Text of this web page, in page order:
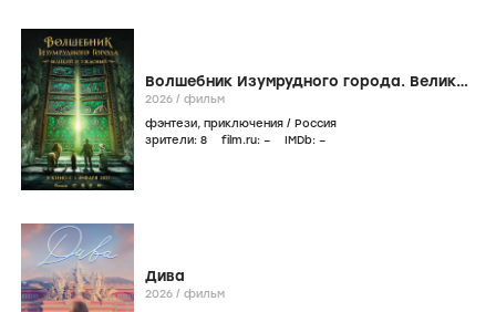
Волшебник Изумрудного города. Великий
и ужасный
2026 / фильм
фэнтези, приключения / Россия
зрители: 8 film.ru: – IMDb: –
Дива
2026 / фильм